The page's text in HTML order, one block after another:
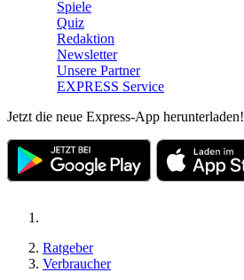
Spiele
Quiz
Redaktion
Newsletter
Unsere Partner
EXPRESS Service
Jetzt die neue Express-App herunterladen!
Ratgeber
Verbraucher